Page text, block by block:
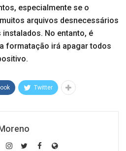
especialmente se o
arquivos desnecessários
No entanto, é
formatação irá apagar todos
Twitter